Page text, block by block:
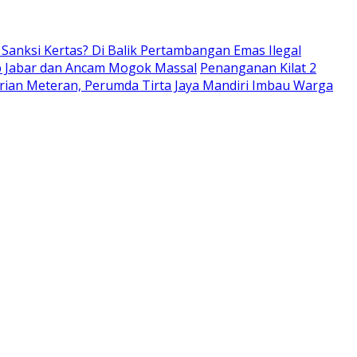
Kertas? Di Balik Pertambangan Emas Ilegal
dan Ancam Mogok Massal Penanganan Kilat 2
Meteran, Perumda Tirta Jaya Mandiri Imbau Warga